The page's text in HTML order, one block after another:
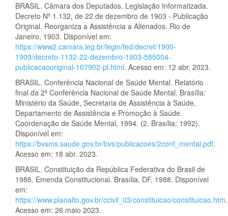
BRASIL. Câmara dos Deputados. Legislação Informatizada.
Decreto Nº 1.132, de 22 de dezembro de 1903 - Publicação
Original. Reorganiza a Assistência a Alienados. Rio de
Janeiro, 1903. Disponível em:
https://www2.camara.leg.br/legin/fed/decret/1900-
1909/decreto-1132-22-dezembro-1903-585004-
publicacaooriginal-107902-pl.html. Acesso em: 12 abr. 2023.
BRASIL. Conferência Nacional de Saúde Mental. Relatório
final da 2ª Conferência Nacional de Saúde Mental. Brasília:
Ministério da Saúde, Secretaria de Assistência à Saúde,
Departamento de Assistência e Promoção à Saúde.
Coordenação de Saúde Mental, 1994. (2. Brasília: 1992).
Disponível em:
https://bvsms.saude.gov.br/bvs/publicacoes/2conf_mental.pdf.
Acesso em: 18 abr. 2023.
BRASIL. Constituição da República Federativa do Brasil de
1988. Emenda Constitucional. Brasília, DF, 1988. Disponível
em:
https://www.planalto.gov.br/ccivil_03/constituicao/constituicao.htm.
Acesso em: 26 maio 2023.